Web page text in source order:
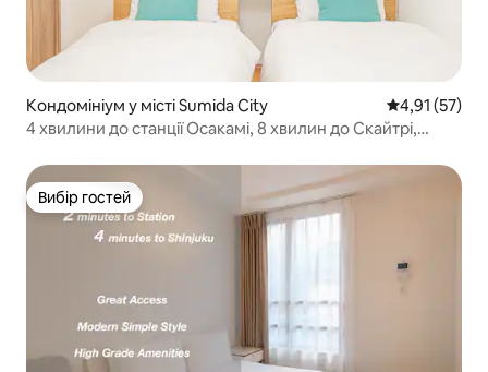
Кондомініум у місті Sumida City Середня
4,91 (57)
4 хвилини до станції Осакамі, 8 хвилин до Скайтрі,
до 4 осіб
Вибір гостей
Вибір гостей